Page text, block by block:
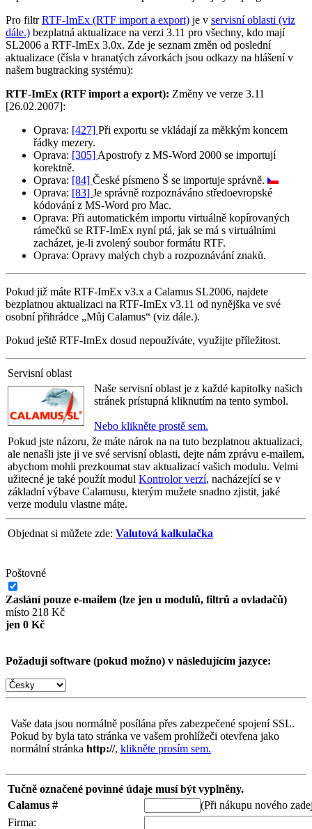
Pro filtrRTF-ImEx (RTF import a export) je v servisní oblasti (viz
dále.) bezplatná aktualizace na verzi 3.11 pro všechny, kdo mají
SL2006 a RTF-ImEx 3.0x. Zde je seznam změn od poslední
aktualizace (čísla v hranatých závorkách jsou odkazy na hlášení v
našem bugtracking systému):
RTF-ImEx (RTF import a export): Změny ve verze 3.11
[26.02.2007]:
Oprava: [427] Při exportu se vkládají za měkkým koncem
řádky mezery.
Oprava: [305] Apostrofy z MS-Word 2000 se importují
korektně.
Oprava: [84] České písmeno Š se importuje správně.
Oprava: [83] Je správně rozpoznáváno středoevropské
kódování z MS-Word pro Mac.
Oprava: Při automatickém importu virtuálně kopírovaných
rámečků se RTF-ImEx nyní ptá, jak se má s virtuálními
zacházet, je-li zvolený soubor formátu RTF.
Oprava: Opravy malých chyb a rozpoznávání znaků.
Pokud již máte RTF-ImEx v3.x a Calamus SL2006, najdete
bezplatnou aktualizaci na RTF-ImEx v3.11 od nynějška ve své
osobní přihrádce
Můj Calamus
(viz dále.).
Pokud ještě RTF-ImEx dosud nepoužíváte, využijte příležitost.
Servisní oblast
Naše servisní oblast je z každé kapitolky našich
stránek prístupná kliknutím na tento symbol.
Nebo klikněte prostě sem.
Pokud jste názoru, že máte nárok na na tuto bezplatnou aktualizaci,
ale nenašli jste ji ve své servisní oblasti, dejte nám zprávu e-mailem,
abychom mohli prezkoumat stav aktualizací vašich modulu. Velmi
užitecné je také použít modul Kontrolor verzí, nacházející se v
základní výbave Calamusu, kterým mužete snadno zjistit, jaké
verze modulu vlastne máte.
Objednat si můžete zde: Valutová kalkulačka
Poštovné
Zaslání pouze e-mailem (lze jen u modulů, filtrů a ovladačů)
místo 218 Kč
jen 0 Kč
Požaduji software (pokud možno) v následujícím jazyce:
Vaše data jsou normálně posílána přes zabezpečené spojení SSL.
Pokud by byla tato stránka ve vašem prohlížeči otevřena jako
normální stránka http://, klikněte prosím sem.
Tučně označené povinné údaje musí být vyplněny.
Calamus #
(Při nákupu nového
Firma: